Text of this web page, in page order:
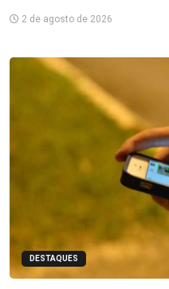
2 de agosto de 2026
DESTAQUES